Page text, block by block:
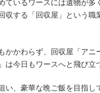
ているワースには遺物が多
収する「回収屋」という職
かかわらず、回収屋「アニ
は今日もワースへと飛び立
い、豪華な晩ご飯を目指